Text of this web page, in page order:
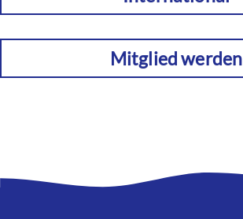
Mitglied werden